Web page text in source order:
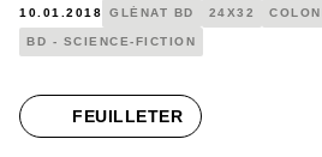
10.01.2018 GLÉNAT BD 24X32
BD - SCIENCE-FICTION
FEUILLETER